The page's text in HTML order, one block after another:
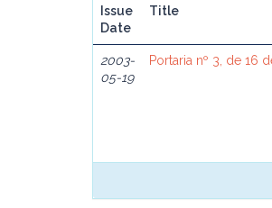
Issue
Date
Title
2003-
05-19
Portaria nº 3, de 16